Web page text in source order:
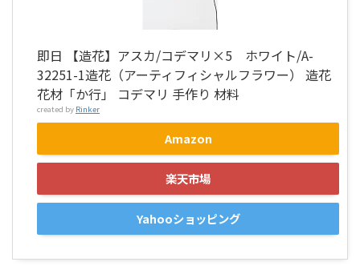
即日 【造花】アスカ/コデマリ×5 ホワイト/A-
32251-1造花（アーティフィシャルフラワー） 造花
花材「か行」 コデマリ 手作り 材料
created by Rinker
Amazon
楽天市場
Yahooショッピング